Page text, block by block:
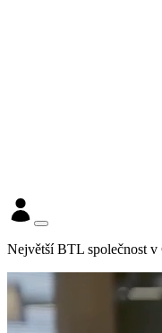
Největší BTL společnost v